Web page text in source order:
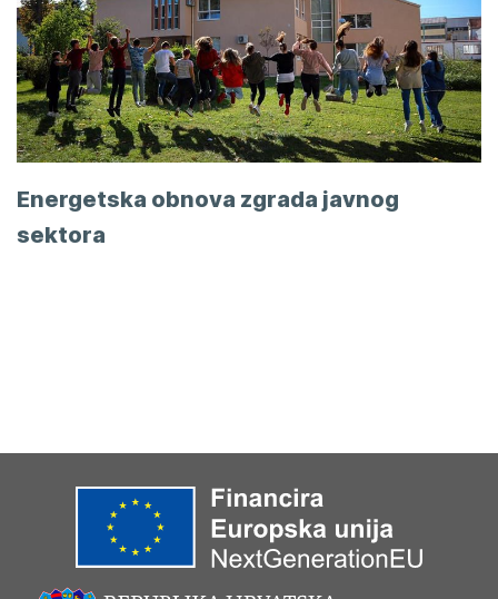
Energetska obnova zgrada javnog
sektora